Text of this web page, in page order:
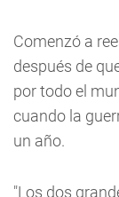
Comenzó a
después de
por todo el
cuando la
un año.
"Los dos